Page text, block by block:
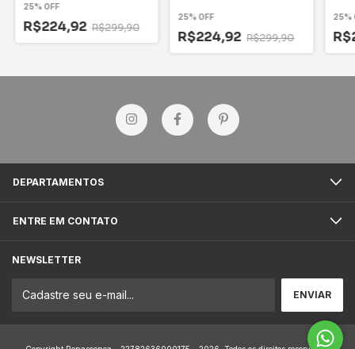
25% OFF
R$224,92 R$299,90
25% OFF
R$224,92 R$299,90
25%
DEPARTAMENTOS
ENTRE EM CONTATO
NEWSLETTER